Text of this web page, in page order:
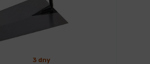
3 dny